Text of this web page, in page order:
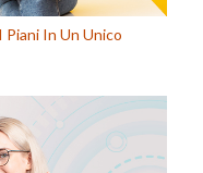
In Un Unico